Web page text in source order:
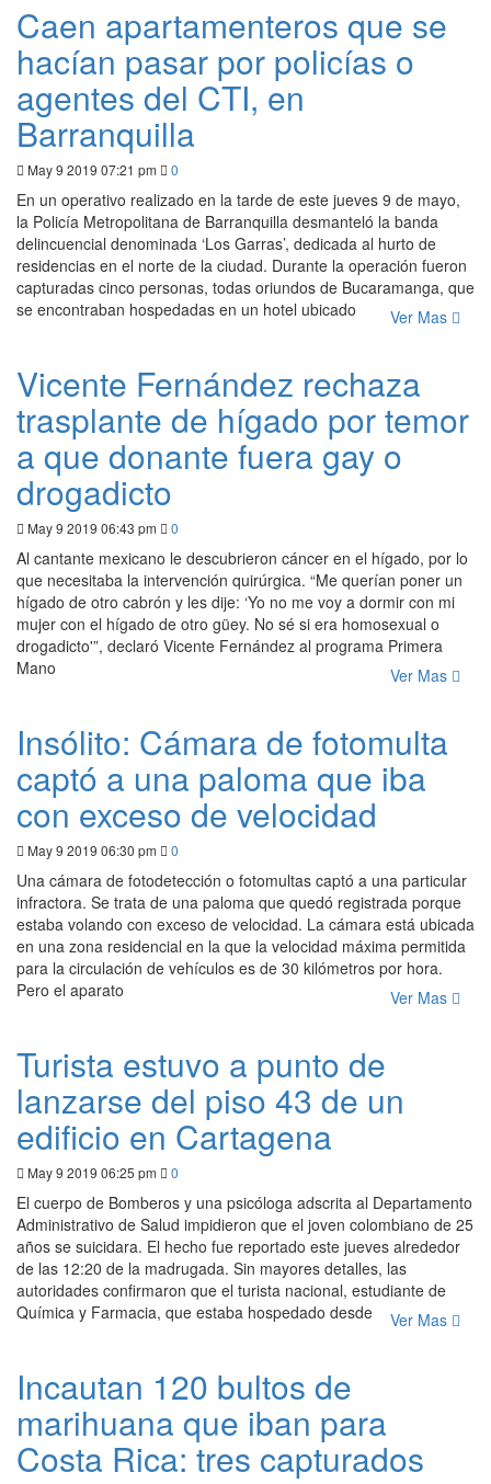
Caen apartamenteros que se
hacían pasar por policías o
agentes del CTI, en
Barranquilla
May 9 2019 07:21 pm 0
En un operativo realizado en la tarde de este jueves 9 de mayo,
la Policía Metropolitana de Barranquilla desmanteló la banda
delincuencial denominada ‘Los Garras’, dedicada al hurto de
residencias en el norte de la ciudad. Durante la operación fueron
capturadas cinco personas, todas oriundos de Bucaramanga, que
se encontraban hospedadas en un hotel ubicado
Ver Mas
Vicente Fernández rechaza
trasplante de hígado por temor
a que donante fuera gay o
drogadicto
May 9 2019 06:43 pm 0
Al cantante mexicano le descubrieron cáncer en el hígado, por lo
que necesitaba la intervención quirúrgica. “Me querían poner un
hígado de otro cabrón y les dije: ‘Yo no me voy a dormir con mi
mujer con el hígado de otro güey. No sé si era homosexual o
drogadicto'”, declaró Vicente Fernández al programa Primera
Mano
Ver Mas
Insólito: Cámara de fotomulta
captó a una paloma que iba
con exceso de velocidad
May 9 2019 06:30 pm 0
Una cámara de fotodetección o fotomultas captó a una particular
infractora. Se trata de una paloma que quedó registrada porque
estaba volando con exceso de velocidad. La cámara está ubicada
en una zona residencial en la que la velocidad máxima permitida
para la circulación de vehículos es de 30 kilómetros por hora.
Pero el aparato
Ver Mas
Turista estuvo a punto de
lanzarse del piso 43 de un
edificio en Cartagena
May 9 2019 06:25 pm 0
El cuerpo de Bomberos y una psicóloga adscrita al Departamento
Administrativo de Salud impidieron que el joven colombiano de 25
años se suicidara. El hecho fue reportado este jueves alrededor
de las 12:20 de la madrugada. Sin mayores detalles, las
autoridades confirmaron que el turista nacional, estudiante de
Química y Farmacia, que estaba hospedado desde
Ver Mas
Incautan 120 bultos de
marihuana que iban para
Costa Rica: tres capturados